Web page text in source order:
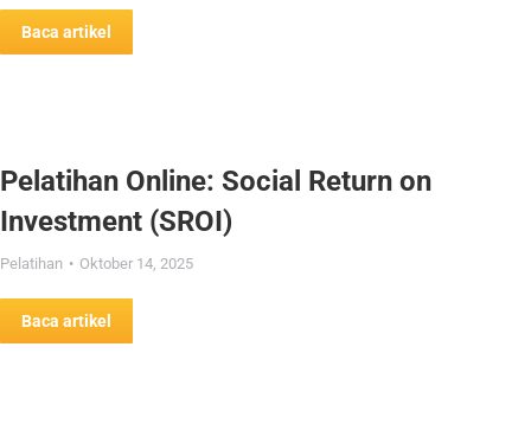
Baca artikel
Pelatihan Online: Social Return on
Investment (SROI)
Pelatihan Oktober 14, 2025
Baca artikel